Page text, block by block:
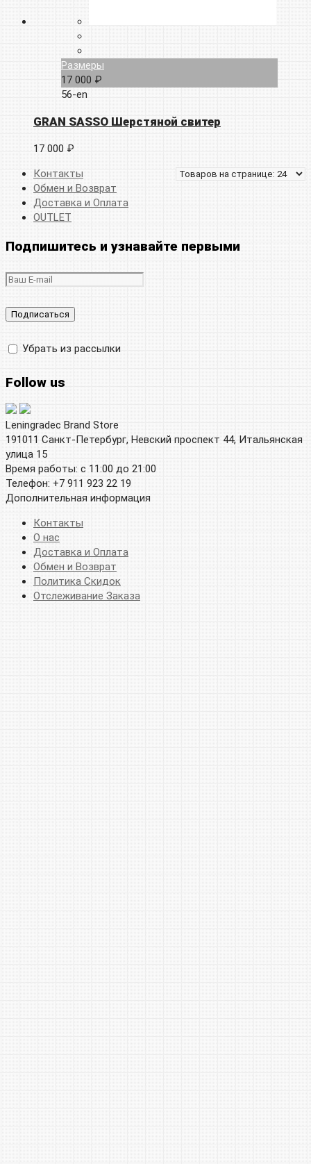
Размеры
17 000 ₽
56-en
GRAN SASSO Шерстяной свитер
17 000 ₽
Контакты
Обмен и Возврат
Доставка и Оплата
OUTLET
Подпишитесь и узнавайте первыми
Убрать из рассылки
Follow us
Leningradec Brand Store
191011 Санкт-Петербург, Невский проспект 44, Итальянская
улица 15
Время работы: с 11:00 до 21:00
Телефон: +7 911 923 22 19
Дополнительная информация
Контакты
О нас
Доставка и Оплата
Обмен и Возврат
Политика Скидок
Отслеживание Заказа